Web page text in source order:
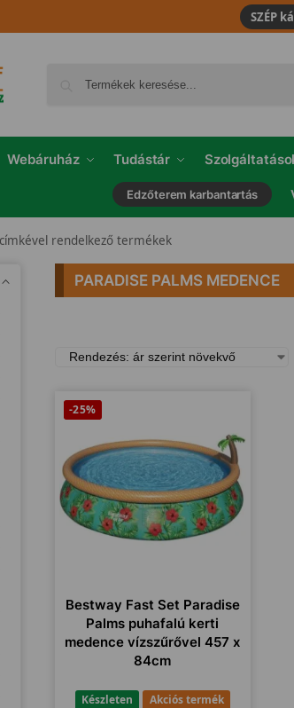
SZÉP
Webáruház Tudástár
Edzőterem karbantartás
rendelkező termékek
PARADISE PALMS MEDENCE
-25%
Bestway Fast Set Paradise
Palms puhafalú kerti
medence vízszűrővel 457 x
84cm
Készleten Akciós termék